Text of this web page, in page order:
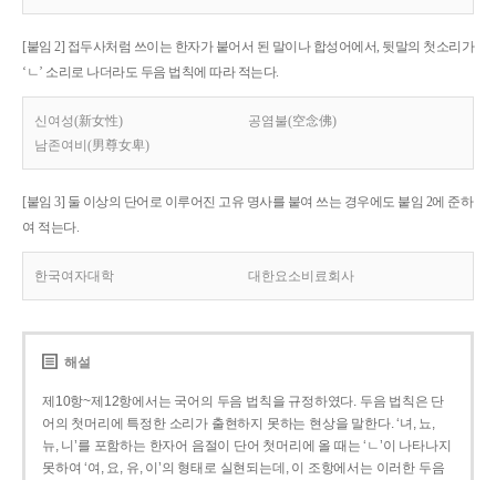
[붙임 2] 접두사처럼 쓰이는 한자가 붙어서 된 말이나 합성어에서, 뒷말의 첫소리가
‘ㄴ’ 소리로 나더라도 두음 법칙에 따라 적는다.
신여성(新女性)
공염불(空念佛)
남존여비(男尊女卑)
[붙임 3] 둘 이상의 단어로 이루어진 고유 명사를 붙여 쓰는 경우에도 붙임 2에 준하
여 적는다.
한국여자대학 대한요소비료회사
해설
제10항~제12항에서는 국어의 두음 법칙을 규정하였다. 두음 법칙은 단
어의 첫머리에 특정한 소리가 출현하지 못하는 현상을 말한다. ‘녀, 뇨,
뉴, 니’를 포함하는 한자어 음절이 단어 첫머리에 올 때는 ‘ㄴ’이 나타나지
못하여 ‘여, 요, 유, 이’의 형태로 실현되는데, 이 조항에서는 이러한 두음